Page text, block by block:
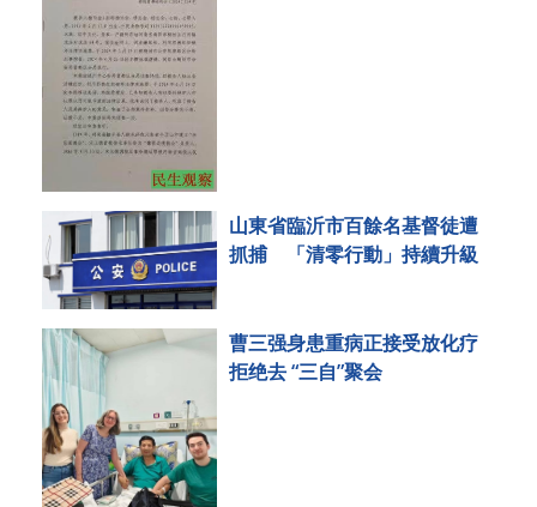
山東省臨沂市百餘名基督徒遭
抓捕 「清零行動」持續升級
曹三强身患重病正接受放化疗
拒绝去 “三自”聚会